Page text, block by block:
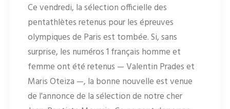
Ce vendredi, la sélection officielle des
pentathlètes retenus pour les épreuves
olympiques de Paris est tombée. Si, sans
surprise, les numéros 1 français homme et
femme ont été retenus — Valentin Prades et
Maris Oteiza —, la bonne nouvelle est venue
de l'annonce de la sélection de notre cher